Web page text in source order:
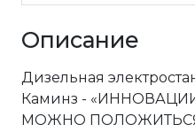
Описание
Дизельная
Каминз -
МОЖНО